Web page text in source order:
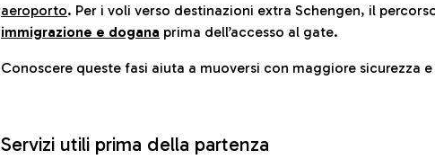
aeroporto. Per i voli verso destinazioni extra Schengen, il
immigrazione e dogana prima dell’accesso al gate.
Conoscere queste fasi aiuta a muoversi con maggiore sicurezza
Servizi utili prima della partenza